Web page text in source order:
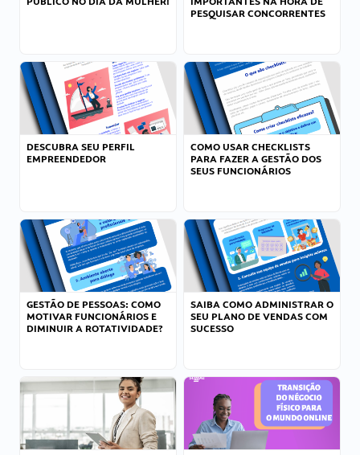
PESQUISAR CONCORRENTES
DESCUBRA SEU PERFIL
EMPREENDEDOR
COMO USAR CHECKLISTS
PARA FAZER A GESTÃO DOS
SEUS FUNCIONÁRIOS
GESTÃO DE PESSOAS: COMO
MOTIVAR FUNCIONÁRIOS E
DIMINUIR A ROTATIVIDADE?
SAIBA COMO ADMINISTRAR O
SEU PLANO DE VENDAS COM
SUCESSO